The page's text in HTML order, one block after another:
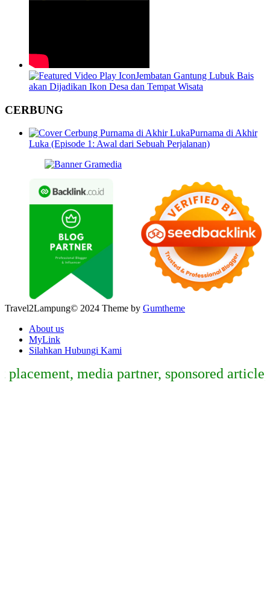
Jembatan Gantung Lubuk Bais
akan Dijadikan Ikon Desa dan Tempat Wisata
CERBUNG
Purnama di Akhir
Luka (Episode 1: Awal dari Sebuah Perjalanan)
Travel2Lampung© 2024 Theme by Gumtheme
About us
MyLink
Silahkan Hubungi Kami
media partner, sponsored article, dan